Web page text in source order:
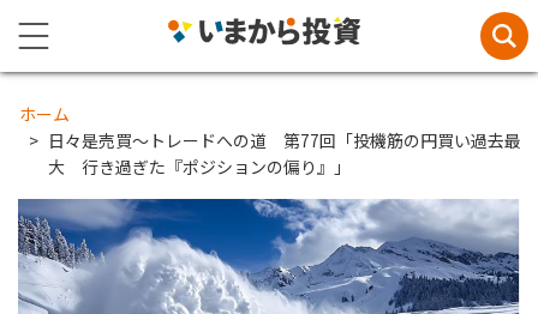
ホーム
日々是売買～トレードへの道 第77回「投機筋の円買い過去最
大 行き過ぎた『ポジションの偏り』」